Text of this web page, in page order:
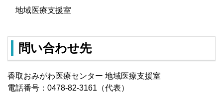
地域医療支援室
問い合わせ先
香取おみがわ医療センター 地域医療支援室
電話番号：0478-82-3161（代表）